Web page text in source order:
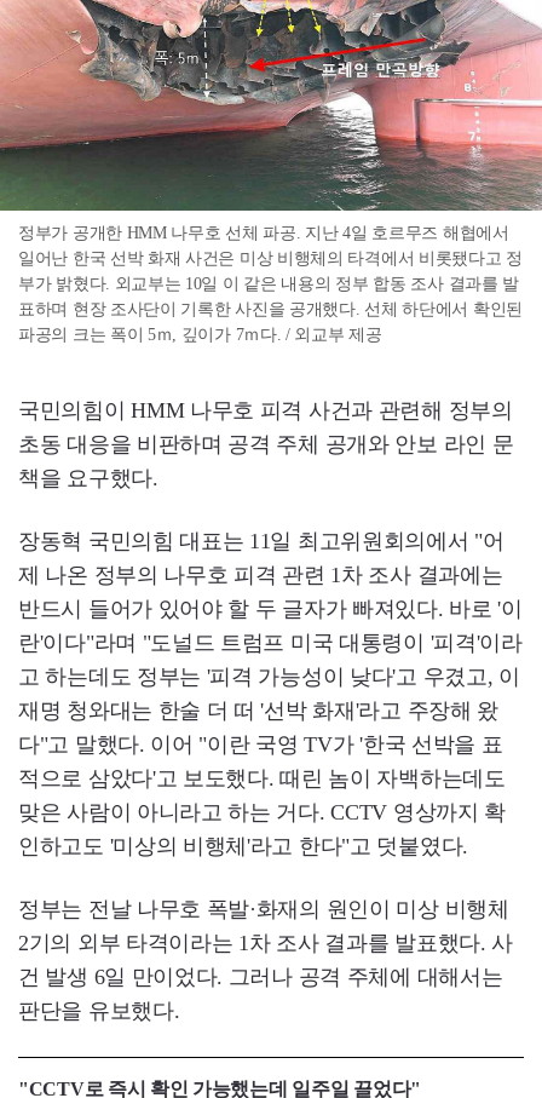
정부가 공개한 HMM 나무호 선체 파공. 지난 4일 호르무즈 해협에서
일어난 한국 선박 화재 사건은 미상 비행체의 타격에서 비롯됐다고 정
부가 밝혔다. 외교부는 10일 이 같은 내용의 정부 합동 조사 결과를 발
표하며 현장 조사단이 기록한 사진을 공개했다. 선체 하단에서 확인된
파공의 크는 폭이 5ｍ, 깊이가 7ｍ다. / 외교부 제공
국민의힘이 HMM 나무호 피격 사건과 관련해 정부의
초동 대응을 비판하며 공격 주체 공개와 안보 라인 문
책을 요구했다.
장동혁 국민의힘 대표는 11일 최고위원회의에서 "어
제 나온 정부의 나무호 피격 관련 1차 조사 결과에는
반드시 들어가 있어야 할 두 글자가 빠져있다. 바로 '이
란'이다"라며 "도널드 트럼프 미국 대통령이 '피격'이라
고 하는데도 정부는 '피격 가능성이 낮다'고 우겼고, 이
재명 청와대는 한술 더 떠 '선박 화재'라고 주장해 왔
다"고 말했다. 이어 "이란 국영 TV가 '한국 선박을 표
적으로 삼았다'고 보도했다. 때린 놈이 자백하는데도
맞은 사람이 아니라고 하는 거다. CCTV 영상까지 확
인하고도 '미상의 비행체'라고 한다"고 덧붙였다.
정부는 전날 나무호 폭발·화재의 원인이 미상 비행체
2기의 외부 타격이라는 1차 조사 결과를 발표했다. 사
건 발생 6일 만이었다. 그러나 공격 주체에 대해서는
판단을 유보했다.
"CCTV로 즉시 확인 가능했는데 일주일 끌었다"